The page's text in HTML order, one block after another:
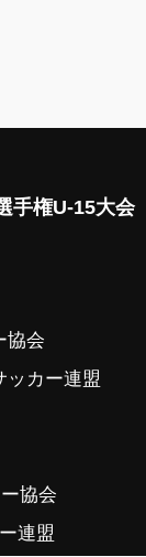
手権U-15大会
協会
ッカー連盟
協会
連盟